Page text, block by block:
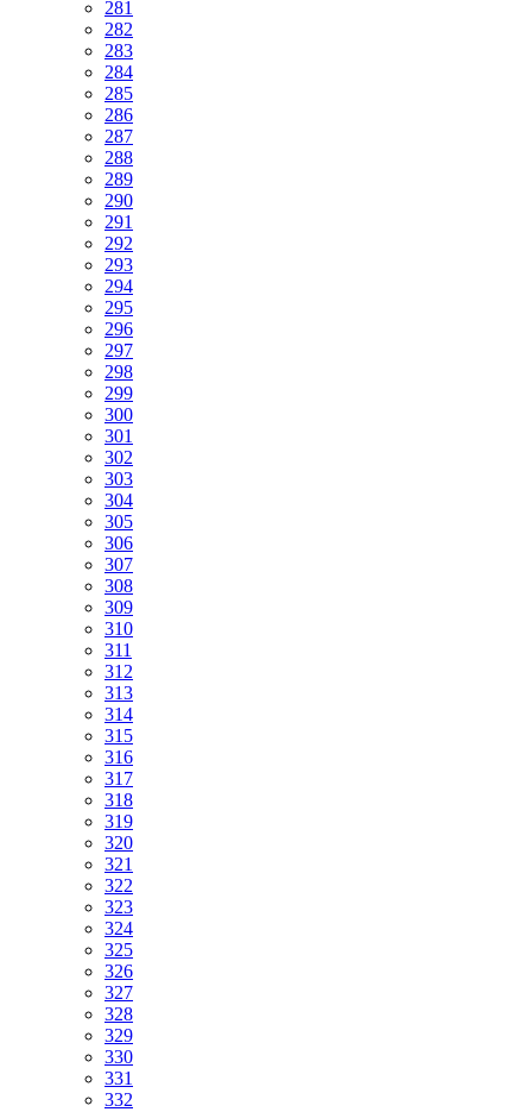
281
282
283
284
285
286
287
288
289
290
291
292
293
294
295
296
297
298
299
300
301
302
303
304
305
306
307
308
309
310
311
312
313
314
315
316
317
318
319
320
321
322
323
324
325
326
327
328
329
330
331
332